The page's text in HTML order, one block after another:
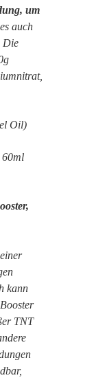
um
auch
Die
Oil)
60ml
kann
TNT